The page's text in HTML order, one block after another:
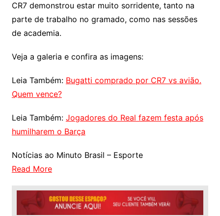
CR7 demonstrou estar muito sorridente, tanto na
parte de trabalho no gramado, como nas sessões
de academia.
Veja a galeria e confira as imagens:
Leia Também: Bugatti comprado por CR7 vs avião.
Quem vence?
Leia Também: Jogadores do Real fazem festa após
humilharem o Barça
Notícias ao Minuto Brasil – Esporte
Read More